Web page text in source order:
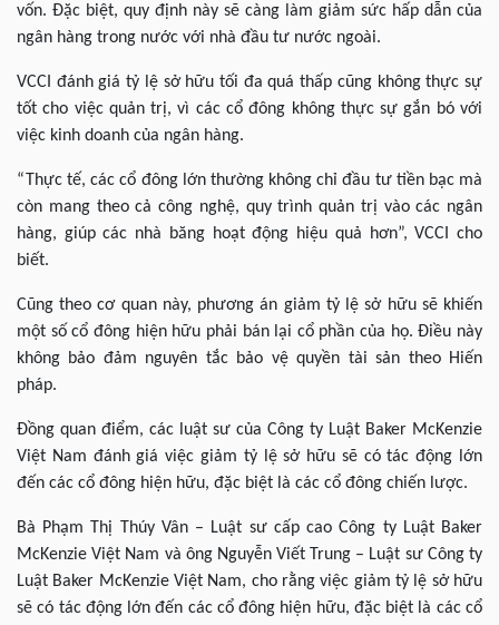
vốn. Đặc biệt, quy định này sẽ càng làm giảm sức hấp dẫn của
ngân hàng trong nước với nhà đầu tư nước ngoài.
VCCI đánh giá tỷ lệ sở hữu tối đa quá thấp cũng không thực sự
tốt cho việc quản trị, vì các cổ đông không thực sự gắn bó với
việc kinh doanh của ngân hàng.
“Thực tế, các cổ đông lớn thường không chỉ đầu tư tiền bạc mà
còn mang theo cả công nghệ, quy trình quản trị vào các ngân
hàng, giúp các nhà băng hoạt động hiệu quả hơn”, VCCI cho
biết.
Cũng theo cơ quan này, phương án giảm tỷ lệ sở hữu sẽ khiến
một số cổ đông hiện hữu phải bán lại cổ phần của họ. Điều này
không bảo đảm nguyên tắc bảo vệ quyền tài sản theo Hiến
pháp.
Đồng quan điểm, các luật sư của Công ty Luật Baker McKenzie
Việt Nam đánh giá việc giảm tỷ lệ sở hữu sẽ có tác động lớn
đến các cổ đông hiện hữu, đặc biệt là các cổ đông chiến lược.
Bà Phạm Thị Thúy Vân – Luật sư cấp cao Công ty Luật Baker
McKenzie Việt Nam và ông Nguyễn Viết Trung – Luật sư Công ty
Luật Baker McKenzie Việt Nam, cho rằng việc giảm tỷ lệ sở hữu
sẽ có tác động lớn đến các cổ đông hiện hữu, đặc biệt là các cổ